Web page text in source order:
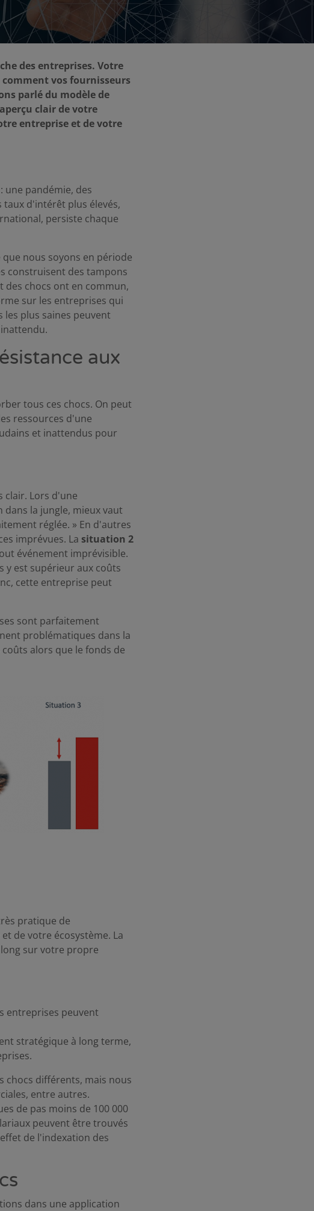
des entreprises. Votre
vos fournisseurs
parlé du modèle de
clair de votre
entreprise et de votre
une pandémie, des
d'intérêt plus élevés,
persiste chaque
nous soyons en période
construisent des tampons
des chocs ont en commun,
sur les entreprises qui
plus saines peuvent
aux
tous ces chocs. On peut
ressources d'une
et inattendus pour
clair. Lors d'une
dans la jungle, mieux vaut
réglée. » En d'autres
imprévues. La situation 2
événement imprévisible.
y est supérieur aux coûts
cette entreprise peut
sont parfaitement
problématiques dans la
alors que le fonds de
pratique de
de votre écosystème. La
sur votre propre
entreprises peuvent
stratégique à long terme,
chocs différents, mais nous
entre autres.
de pas moins de 100 000
peuvent être trouvés
de l'indexation des
dans une application